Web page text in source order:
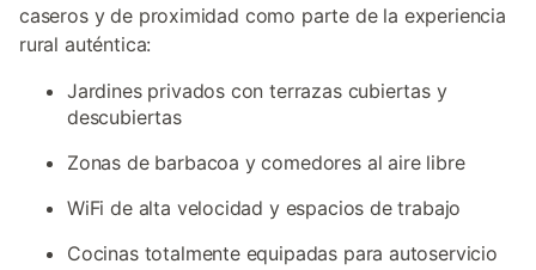
caseros y de proximidad como parte de la experiencia
rural auténtica:
Jardines privados con terrazas cubiertas y
descubiertas
Zonas de barbacoa y comedores al aire libre
WiFi de alta velocidad y espacios de trabajo
Cocinas totalmente equipadas para autoservicio